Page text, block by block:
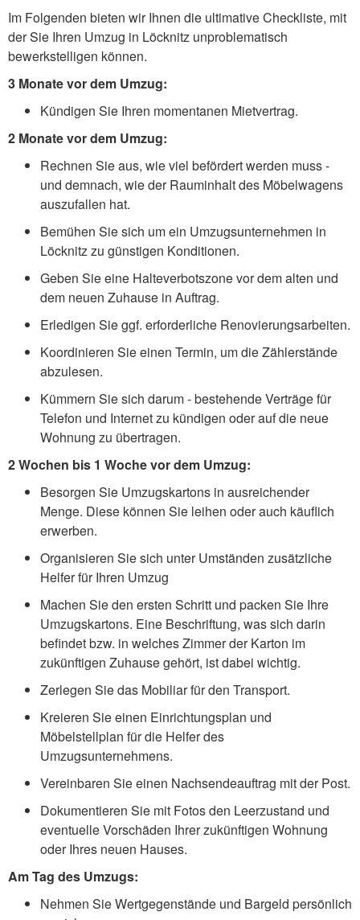
Im Folgenden bieten wir Ihnen die ultimative Checkliste, mit
der Sie Ihren Umzug in Löcknitz unproblematisch
bewerkstelligen können.
3 Monate vor dem Umzug:
Kündigen Sie Ihren momentanen Mietvertrag.
2 Monate vor dem Umzug:
Rechnen Sie aus, wie viel befördert werden muss -
und demnach, wie der Rauminhalt des Möbelwagens
auszufallen hat.
Bemühen Sie sich um ein Umzugsunternehmen in
Löcknitz zu günstigen Konditionen.
Geben Sie eine Halteverbotszone vor dem alten und
dem neuen Zuhause in Auftrag.
Erledigen Sie ggf. erforderliche Renovierungsarbeiten.
Koordinieren Sie einen Termin, um die Zählerstände
abzulesen.
Kümmern Sie sich darum - bestehende Verträge für
Telefon und Internet zu kündigen oder auf die neue
Wohnung zu übertragen.
2 Wochen bis 1 Woche vor dem Umzug:
Besorgen Sie Umzugskartons in ausreichender
Menge. Diese können Sie leihen oder auch käuflich
erwerben.
Organisieren Sie sich unter Umständen zusätzliche
Helfer für Ihren Umzug
Machen Sie den ersten Schritt und packen Sie Ihre
Umzugskartons. Eine Beschriftung, was sich darin
befindet bzw. in welches Zimmer der Karton im
zukünftigen Zuhause gehört, ist dabei wichtig.
Zerlegen Sie das Mobiliar für den Transport.
Kreieren Sie einen Einrichtungsplan und
Möbelstellplan für die Helfer des
Umzugsunternehmens.
Vereinbaren Sie einen Nachsendeauftrag mit der Post.
Dokumentieren Sie mit Fotos den Leerzustand und
eventuelle Vorschäden Ihrer zukünftigen Wohnung
oder Ihres neuen Hauses.
Am Tag des Umzugs:
Nehmen Sie Wertgegenstände und Bargeld persönlich